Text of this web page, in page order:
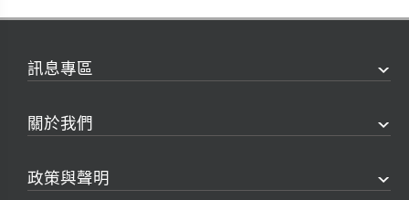
訊息專區
關於我們
政策與聲明